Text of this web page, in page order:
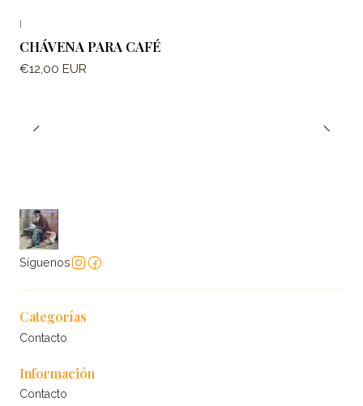
CHÁVENA PARA CAFÉ
€12,00 EUR
Síguenos
Categorías
Contacto
Información
Contacto